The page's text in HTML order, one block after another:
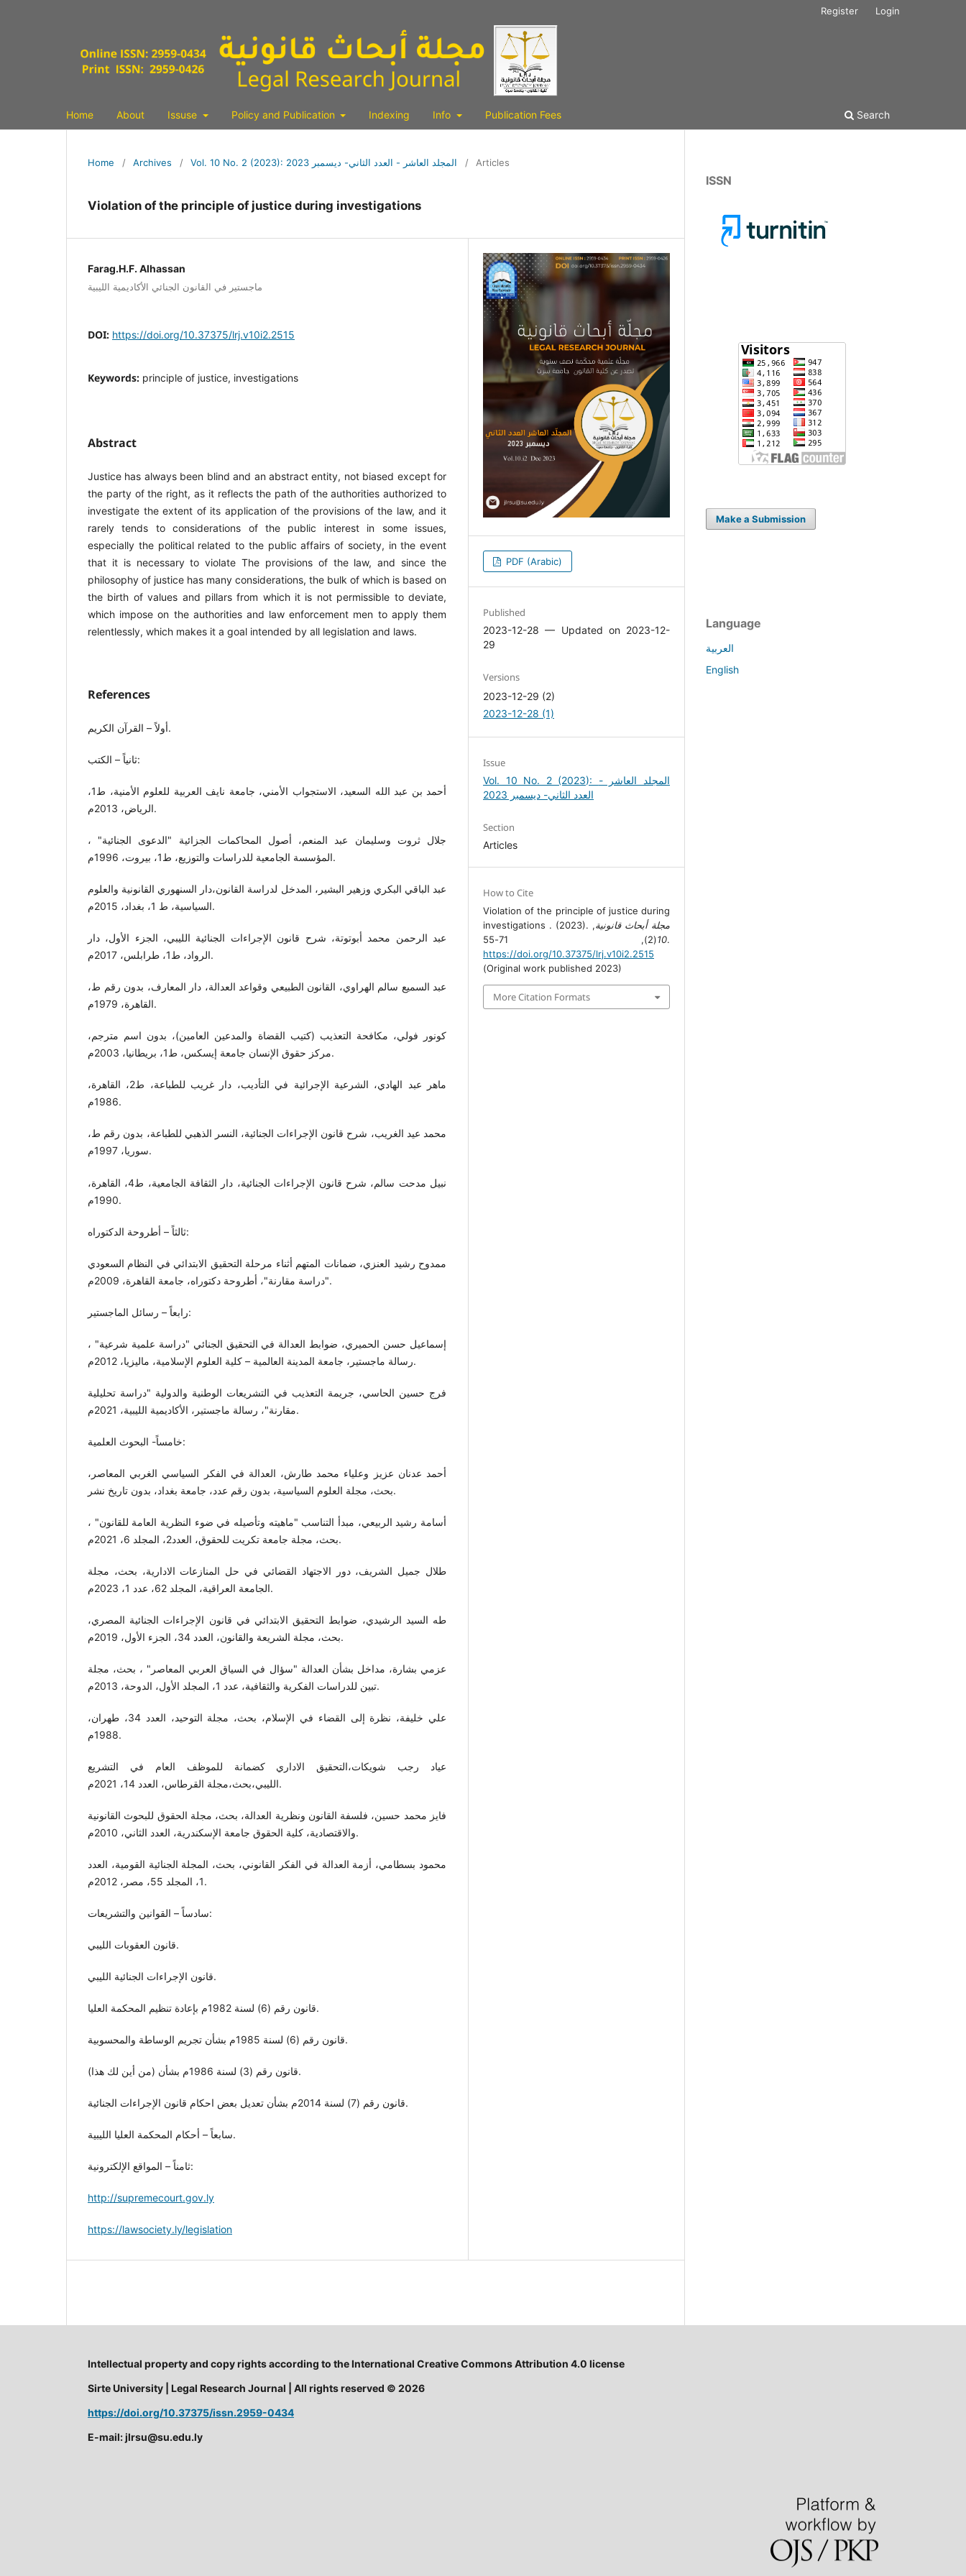
Home About Issuse Policy and Publication Indexing Info Publication Fees Search
Register Login
Home / Archives / Vol. 10 No. 2 (2023): المجلد العاشر - العدد الثاني- ديسمبر 2023 / Articles
Violation of the principle of justice during investigations
Farag.H.F. Alhassan
ماجستير في القانون الجنائي الأكاديمية الليبية
DOI: https://doi.org/10.37375/lrj.v10i2.2515
Keywords: principle of justice, investigations
Abstract
Justice has always been blind and an abstract entity, not biased except for
the party of the right, as it reflects the path of the authorities authorized to
investigate the extent of its application of the provisions of the law, and it
rarely tends to considerations of the public interest in some issues,
especially the political related to the public affairs of society, in the event
that it is necessary to violate The provisions of the law, and since the
philosophy of justice has many considerations, the bulk of which is based on
the birth of values ​​and pillars from which it is not permissible to deviate,
which impose on the authorities and law enforcement men to apply them
relentlessly, which makes it a goal intended by all legislation and laws.
References
أولاً – القرآن الكريم.
ثانياً – الكتب:
أحمد بن عبد الله السعيد، الاستجواب الأمني، جامعة نايف العربية للعلوم الأمنية، ط1،
الرياض، 2013م.
جلال ثروت وسليمان عبد المنعم، أصول المحاكمات الجزائية "الدعوى الجنائية" ،
المؤسسة الجامعية للدراسات والتوزيع، ط1، بيروت، 1996م.
عبد الباقي البكري وزهير البشير، المدخل لدراسة القانون،دار السنهوري القانونية والعلوم
السياسية، ط 1، بغداد، 2015م.
عبد الرحمن محمد أبوتوتة، شرح قانون الإجراءات الجنائية الليبي، الجزء الأول، دار
الرواد، ط1، طرابلس، 2017م.
عبد السميع سالم الهراوي، القانون الطبيعي وقواعد العدالة، دار المعارف، بدون رقم ط،
القاهرة، 1979م.
كونور فولي، مكافحة التعذيب (كتيب القضاة والمدعين العامين)، بدون اسم مترجم،
مركز حقوق الإنسان جامعة إيسكس، ط1، بريطانيا، 2003م.
ماهر عبد الهادي، الشرعية الإجرائية في التأديب، دار غريب للطباعة، ط2، القاهرة،
1986م.
محمد عيد الغريب، شرح قانون الإجراءات الجنائية، النسر الذهبي للطباعة، بدون رقم ط،
سوريا، 1997م.
نبيل مدحت سالم، شرح قانون الإجراءات الجنائية، دار الثقافة الجامعية، ط4، القاهرة،
1990م.
ثالثاً – أطروحة الدكتوراه:
ممدوح رشيد العنزي، ضمانات المتهم أثناء مرحلة التحقيق الابتدائي في النظام السعودي
"دراسة مقارنة"، أطروحة دكتوراه، جامعة القاهرة، 2009م.
رابعاً – رسائل الماجستير:
إسماعيل حسن الحميري، ضوابط العدالة في التحقيق الجنائي "دراسة علمية شرعية" ،
رسالة ماجستير، جامعة المدينة العالمية – كلية العلوم الإسلامية، ماليزيا، 2012م.
فرج حسين الحاسي، جريمة التعذيب في التشريعات الوطنية والدولية "دراسة تحليلية
مقارنة"، رسالة ماجستير، الأكاديمية الليبية، 2021م.
خامساً- البحوث العلمية:
أحمد عدنان عزيز وعلياء محمد طارش، العدالة في الفكر السياسي الغربي المعاصر،
بحث، مجلة العلوم السياسية، بدون رقم عدد، جامعة بغداد، بدون تاريخ نشر.
أسامة رشيد الربيعي، مبدأ التناسب "ماهيته وتأصيله في ضوء النظرية العامة للقانون" ،
بحث، مجلة جامعة تكريت للحقوق، العدد2، المجلد 6، 2021م.
طلال جميل الشريف، دور الاجتهاد القضائي في حل المنازعات الادارية، بحث، مجلة
الجامعة العراقية، المجلد 62، عدد 1، 2023م.
طه السيد الرشيدي، ضوابط التحقيق الابتدائي في قانون الإجراءات الجنائية المصري،
بحث، مجلة الشريعة والقانون، العدد 34، الجزء الأول، 2019م.
عزمي بشارة، مداخل بشأن العدالة "سؤال في السياق العربي المعاصر" ، بحث، مجلة
تبين للدراسات الفكرية والثقافية، عدد 1، المجلد الأول، الدوحة، 2013م.
علي خليفة، نظرة إلى القضاء في الإسلام، بحث، مجلة التوحيد، العدد 34، طهران،
1988م.
عياد رجب شويكات،التحقيق الاداري كضمانة للموظف العام في التشريع
الليبي،بحث،مجلة القرطاس، العدد 14، 2021م.
فايز محمد حسين، فلسفة القانون ونظرية العدالة، بحث، مجلة الحقوق للبحوث القانونية
والاقتصادية، كلية الحقوق جامعة الإسكندرية، العدد الثاني، 2010م.
محمود بسطامي، أزمة العدالة في الفكر القانوني، بحث، المجلة الجنائية القومية، العدد
1، المجلد 55، مصر، 2012م.
سادساً – القوانين والتشريعات:
قانون العقوبات الليبي.
قانون الإجراءات الجنائية الليبي.
قانون رقم (6) لسنة 1982م بإعادة تنظيم المحكمة العليا.
قانون رقم (6) لسنة 1985م بشأن تجريم الوساطة والمحسوبية.
قانون رقم (3) لسنة 1986م بشأن (من أين لك هذا).
قانون رقم (7) لسنة 2014م بشأن تعديل بعض احكام قانون الإجراءات الجنائية.
سابعاً – أحكام المحكمة العليا الليبية.
ثامناً – المواقع الإلكترونية:
http://supremecourt.gov.ly
https://lawsociety.ly/legislation
PDF (Arabic)
Published
2023-12-28 — Updated on 2023-12-
29
Versions
2023-12-29 (2)
2023-12-28 (1)
Issue
Vol. 10 No. 2 (2023): المجلد العاشر -
العدد الثاني- ديسمبر 2023
Section
Articles
How to Cite
Violation of the principle of justice during
investigations . (2023).
مجلة أبحاث قانونية,
10(2), 71-55.
https://doi.org/10.37375/lrj.v10i2.2515
(Original work published 2023)
More Citation Formats
ISSN
Make a Submission
Language
العربية
English
Intellectual property and copy rights according to the International Creative Commons Attribution 4.0 license
Sirte University | Legal Research Journal | All rights reserved © 2026
https://doi.org/10.37375/issn.2959-0434
E-mail: jlrsu@su.edu.ly